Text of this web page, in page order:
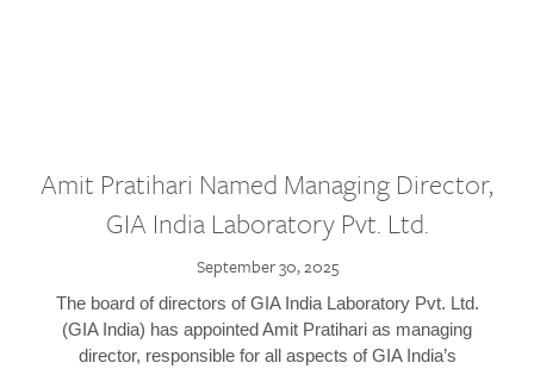
Amit Pratihari Named Managing Director,
GIA India Laboratory Pvt. Ltd.
September 30, 2025
The board of directors of GIA India Laboratory Pvt. Ltd.
(GIA India) has appointed Amit Pratihari as managing
director, responsible for all aspects of GIA India’s